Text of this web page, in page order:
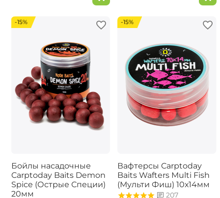
-15%
Бойлы насадочные
Carptoday Baits Demon
Spice (Острые Специи)
20мм
-15%
Вафтерсы Carptoday
Baits Wafters Multi Fish
(Мульти Фиш) 10х14мм
207